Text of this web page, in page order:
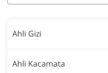
Ahli Gizi
Ahli Kacamata